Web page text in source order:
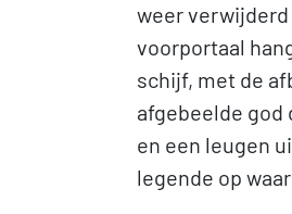
weer verwijderd
voorportaal
schijf, met de
afgebeelde god
en een leugen
legende op